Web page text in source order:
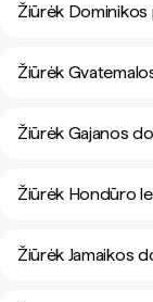
Žiūrėk Dominikos
Žiūrėk
Žiūrėk Gajanos
Žiūrėk Hondūro
Žiūrėk Jamaikos